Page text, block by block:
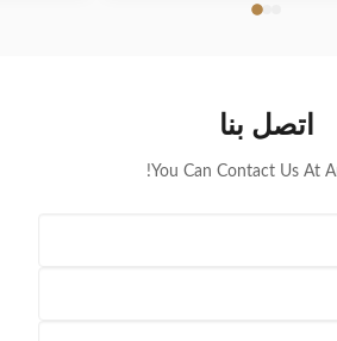
performance, durability,
pumps, and pneumatic
Benefits Brake Disc
اتصل بنا
You Can Contact Us At